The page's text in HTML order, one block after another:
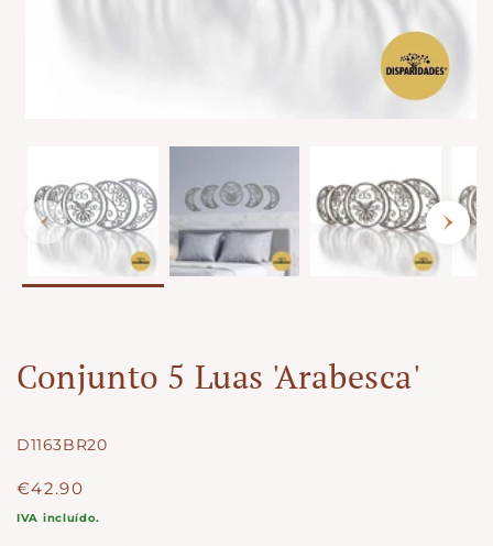
Conjunto 5 Luas 'Arabesca'
SKU:
D1163BR20
Preço
normal
€42.90
IVA incluído.